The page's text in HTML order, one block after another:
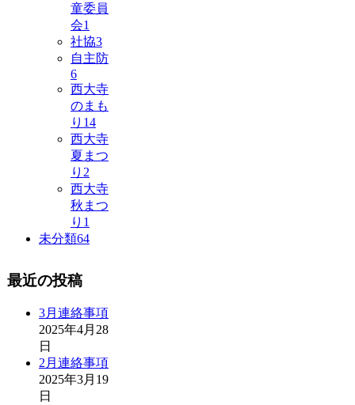
童委員
会1
社協3
自主防
6
西大寺
のまも
り 14
西大寺
夏まつ
り 2
西大寺
秋まつ
り 1
未分類64
最近の投稿
3月連絡事項
2025年4月28
日
2月連絡事項
2025年3月19
日